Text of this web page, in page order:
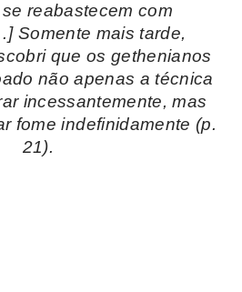
reabastecem com
Somente mais tarde,
que os gethenianos
não apenas a técnica
incessantemente, mas
fome indefinidamente (p.
21).